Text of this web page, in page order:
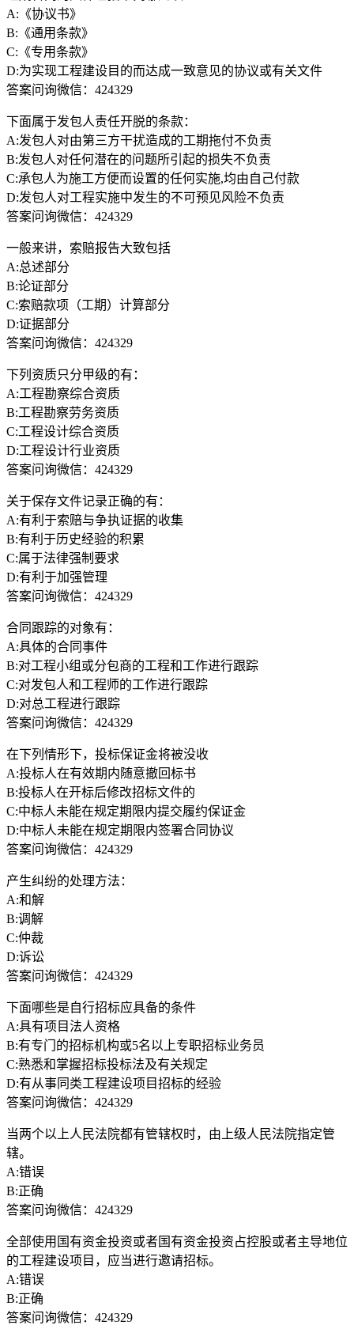
A:《协议书》
B:《通用条款》
C:《专用条款》
D:为实现工程建设目的而达成一致意见的协议或有关文件
答案问询微信：424329
下面属于发包人责任开脱的条款：
A:发包人对由第三方干扰造成的工期拖付不负责
B:发包人对任何潜在的问题所引起的损失不负责
C:承包人为施工方便而设置的任何实施,均由自己付款
D:发包人对工程实施中发生的不可预见风险不负责
答案问询微信：424329
一般来讲，索赔报告大致包括
A:总述部分
B:论证部分
C:索赔款项（工期）计算部分
D:证据部分
答案问询微信：424329
下列资质只分甲级的有：
A:工程勘察综合资质
B:工程勘察劳务资质
C:工程设计综合资质
D:工程设计行业资质
答案问询微信：424329
关于保存文件记录正确的有：
A:有利于索赔与争执证据的收集
B:有利于历史经验的积累
C:属于法律强制要求
D:有利于加强管理
答案问询微信：424329
合同跟踪的对象有：
A:具体的合同事件
B:对工程小组或分包商的工程和工作进行跟踪
C:对发包人和工程师的工作进行跟踪
D:对总工程进行跟踪
答案问询微信：424329
在下列情形下，投标保证金将被没收
A:投标人在有效期内随意撤回标书
B:投标人在开标后修改招标文件的
C:中标人未能在规定期限内提交履约保证金
D:中标人未能在规定期限内签署合同协议
答案问询微信：424329
产生纠纷的处理方法：
A:和解
B:调解
C:仲裁
D:诉讼
答案问询微信：424329
下面哪些是自行招标应具备的条件
A:具有项目法人资格
B:有专门的招标机构或5名以上专职招标业务员
C:熟悉和掌握招标投标法及有关规定
D:有从事同类工程建设项目招标的经验
答案问询微信：424329
当两个以上人民法院都有管辖权时，由上级人民法院指定管
辖。
A:错误
B:正确
答案问询微信：424329
全部使用国有资金投资或者国有资金投资占控股或者主导地位
的工程建设项目，应当进行邀请招标。
A:错误
B:正确
答案问询微信：424329